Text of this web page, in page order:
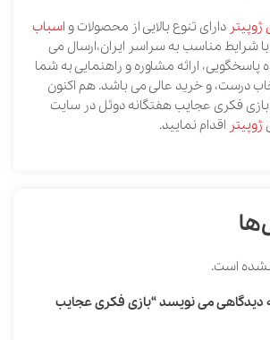
دارای تنوع بالایی از محصولات و اسباب
شرایط مناسب به سراسر ایران،ارسال می
پاسخگویی، ارائه مشاوره و راهنمایی به شما
درست، و خرید عالی می باشد. هم اکنون
بازی فکری عجایب هفتگانه دوئل در سایت
ژوپیتر اقدام نمایید.
است.
دیدگاهی می نویسد “بازی فکری عجایب